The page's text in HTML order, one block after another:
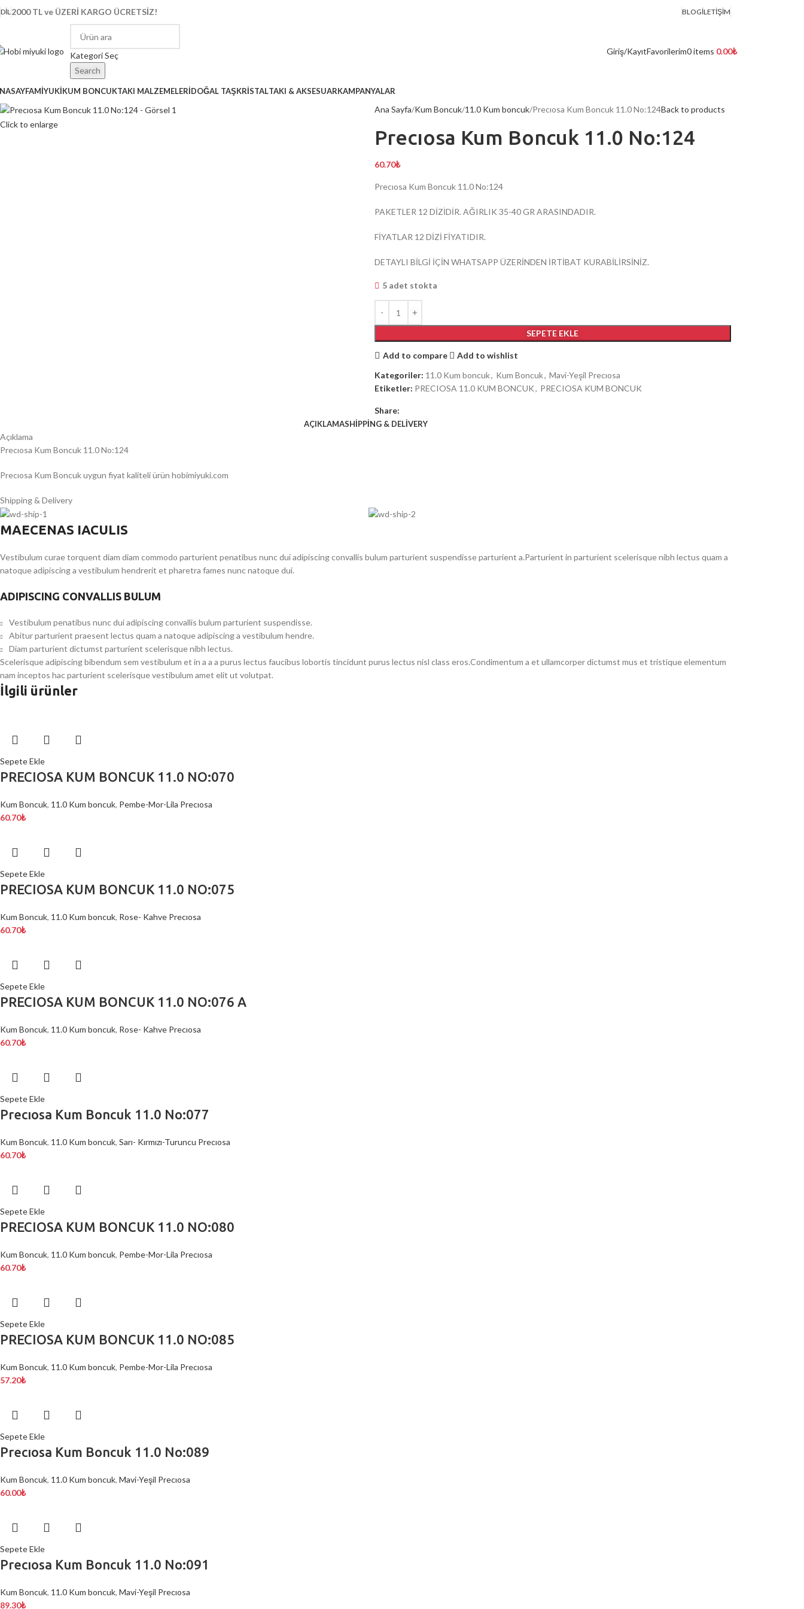
DIL2000 TL ve ÜZERİ KARGO ÜCRETSİZ! BLOGİLETIŞIM
Kategori Seç
Search
Giriş/KayıtFavorilerim0items 0.00₺
MİYUKİKUM BONCUKTAKI MALZEMELERİDOĞAL TAŞKRİSTALTAKI & AKSESUARKAMPANYALAR
Click to enlarge
Ana Sayfa Kum Boncuk 11.0 Kum boncuk Precıosa Kum Boncuk 11.0 No:124Back to products
Precıosa Kum Boncuk 11.0 No:124
60.70₺
Precıosa Kum Boncuk 11.0 No:124
PAKETLER 12 DİZİDİR. AĞIRLIK 35-40 GR ARASINDADIR.
FİYATLAR 12 DİZİ FİYATIDIR.
DETAYLI BİLGİ İÇİN WHATSAPP ÜZERİNDEN İRTİBAT KURABİLİRSİNİZ.
5 adet stokta
SEPETE EKLE
Add to compare
Add to wishlist
Kategoriler: 11.0 Kum boncuk, Kum Boncuk, Mavi-Yeşil Precıosa
Etiketler: PRECIOSA 11.0 KUM BONCUK, PRECIOSA KUM BONCUK
Share:
AÇIKLAMASHIPPING & DELIVERY
Açıklama
Precıosa Kum Boncuk 11.0 No:124
Precıosa Kum Boncuk uygun fiyat kaliteli ürün hobimiyuki.com
Shipping & Delivery
MAECENAS IACULIS
Vestibulum curae torquent diam diam commodo parturient penatibus nunc dui adipiscing convallis bulum parturient suspendisse parturient a.Parturient in parturient scelerisque nibh lectus quam a
natoque adipiscing a vestibulum hendrerit et pharetra fames nunc natoque dui.
ADIPISCING CONVALLIS BULUM
Vestibulum penatibus nunc dui adipiscing convallis bulum parturient suspendisse.
Abitur parturient praesent lectus quam a natoque adipiscing a vestibulum hendre.
Diam parturient dictumst parturient scelerisque nibh lectus.
Scelerisque adipiscing bibendum sem vestibulum et in a a a purus lectus faucibus lobortis tincidunt purus lectus nisl class eros.Condimentum a et ullamcorper dictumst mus et tristique elementum
nam inceptos hac parturient scelerisque vestibulum amet elit ut volutpat.
İlgili ürünler
Sepete Ekle
PRECIOSA KUM BONCUK 11.0 NO:070
Kum Boncuk, 11.0 Kum boncuk, Pembe-Mor-Lila Precıosa
60.70₺
Sepete Ekle
PRECIOSA KUM BONCUK 11.0 NO:075
Kum Boncuk, 11.0 Kum boncuk, Rose- Kahve Precıosa
60.70₺
Sepete Ekle
PRECIOSA KUM BONCUK 11.0 NO:076 A
Kum Boncuk, 11.0 Kum boncuk, Rose- Kahve Precıosa
60.70₺
Sepete Ekle
Precıosa Kum Boncuk 11.0 No:077
Kum Boncuk, 11.0 Kum boncuk, Sarı- Kırmızı-Turuncu Precıosa
60.70₺
Sepete Ekle
PRECIOSA KUM BONCUK 11.0 NO:080
Kum Boncuk, 11.0 Kum boncuk, Pembe-Mor-Lila Precıosa
60.70₺
Sepete Ekle
PRECIOSA KUM BONCUK 11.0 NO:085
Kum Boncuk, 11.0 Kum boncuk, Pembe-Mor-Lila Precıosa
57.20₺
Sepete Ekle
Precıosa Kum Boncuk 11.0 No:089
Kum Boncuk, 11.0 Kum boncuk, Mavi-Yeşil Precıosa
60.00₺
Sepete Ekle
Precıosa Kum Boncuk 11.0 No:091
Kum Boncuk, 11.0 Kum boncuk, Mavi-Yeşil Precıosa
89.30₺